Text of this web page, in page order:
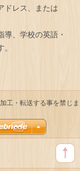
ドレス、または
、学校の英語・
工・転送する事を禁じま